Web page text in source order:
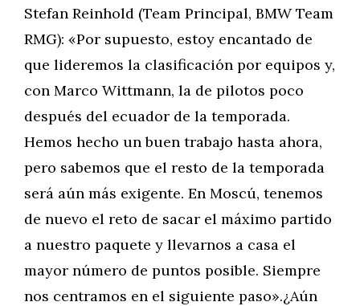
Stefan Reinhold (Team Principal, BMW Team
RMG): «Por supuesto, estoy encantado de
que lideremos la clasificación por equipos y,
con Marco Wittmann, la de pilotos poco
después del ecuador de la temporada.
Hemos hecho un buen trabajo hasta ahora,
pero sabemos que el resto de la temporada
será aún más exigente. En Moscú, tenemos
de nuevo el reto de sacar el máximo partido
a nuestro paquete y llevarnos a casa el
mayor número de puntos posible. Siempre
nos centramos en el siguiente paso».¿Aún